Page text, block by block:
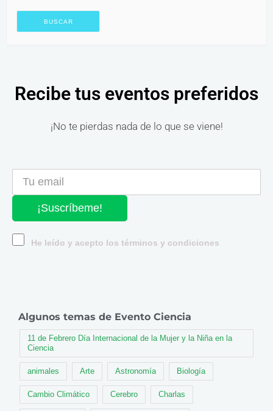
Recibe tus eventos preferidos
¡No te pierdas nada de lo que se viene!
¡Suscríbeme!
He leído y acepto los términos y condiciones
Algunos temas de Evento Ciencia
11 de Febrero Día Internacional de la Mujer y la Niña en la
Ciencia
animales Arte Astronomía Biología
Cambio Climático Cerebro Charlas